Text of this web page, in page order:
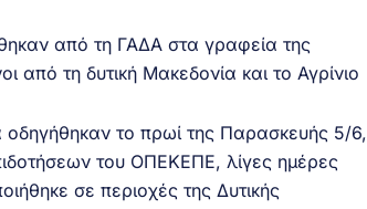
από τη ΓΑΔΑ στα γραφεία της
από τη δυτική Μακεδονία και το Αγρίνιο
οδηγήθηκαν το πρωί της Παρασκευής 5/6,
του ΟΠΕΚΕΠΕ, λίγες ημέρες
σε περιοχές της Δυτικής